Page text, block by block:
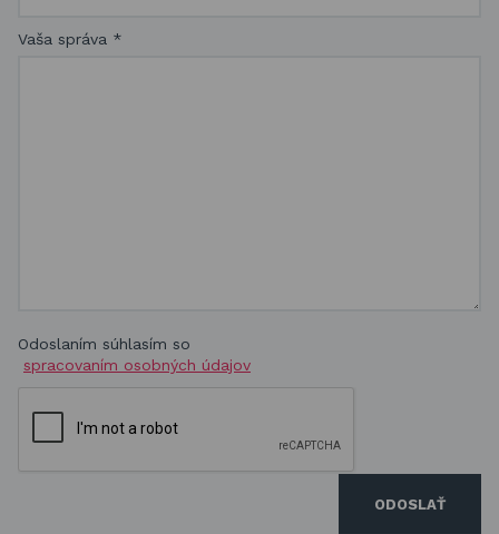
Vaša správa *
Odoslaním súhlasím so
spracovaním osobných údajov
ODOSLAŤ